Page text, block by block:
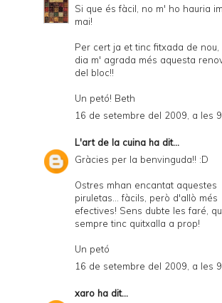
Si que és fàcil, no m' ho hauria
mai!
Per cert ja et tinc fitxada de nou,
dia m' agrada més aquesta
del bloc!!
Un petó! Beth
16 de setembre del 2009, a les
L'art de la cuina ha dit...
Gràcies per la benvinguda!! :D
Ostres mhan encantat aquestes
piruletas... fàcils, però d'allò més
efectives! Sens dubte les faré,
sempre tinc quitxalla a prop!
Un petó
16 de setembre del 2009, a les
xaro ha dit...